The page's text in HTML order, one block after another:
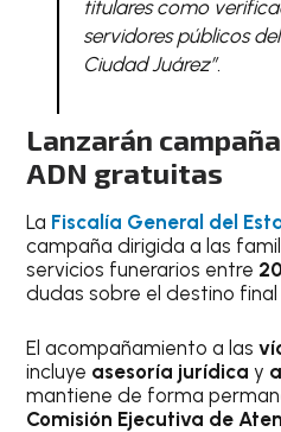
titulares como
servidores públicos
Ciudad Juárez”.
Lanzarán
ADN gratuitas
La Fiscalía General del
campaña dirigida a las
servicios funerarios entre
dudas sobre el destino final
El acompañamiento a las
incluye asesoría jurídica y
mantiene de forma
Comisión Ejecutiva de